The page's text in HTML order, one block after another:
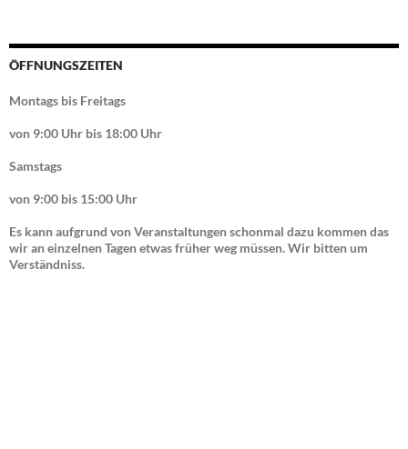
ÖFFNUNGSZEITEN
Montags bis Freitags
von 9:00 Uhr bis 18:00 Uhr
Samstags
von 9:00 bis 15:00 Uhr
Es kann aufgrund von Veranstaltungen schonmal dazu kommen das
wir an einzelnen Tagen etwas früher weg müssen. Wir bitten um
Verständniss.